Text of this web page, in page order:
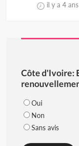
il y a 4 ans
Côte d'Ivoire:
Oui
Non
Sans avis